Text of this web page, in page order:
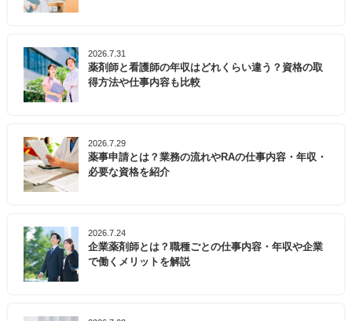
2026.7.31
薬剤師と看護師の年収はどれくらい違う？資格の取
得方法や仕事内容も比較
2026.7.29
薬事申請とは？業務の流れやRAの仕事内容・年収・
必要な資格を紹介
2026.7.24
企業薬剤師とは？職種ごとの仕事内容・年収や企業
で働くメリットを解説